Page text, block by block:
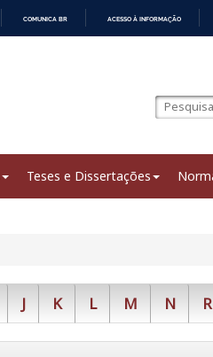
COMUNICA BR ACESSO À INFORMAÇÃO
Teses e Dissertações
J K L M N R